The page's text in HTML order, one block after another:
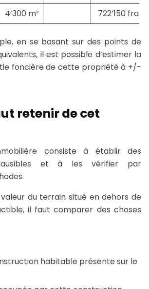
4’300 m² 722’150
en se basant sur des points de
il est possible d’estimer la
foncière de cette propriété à +/-
retenir de cet
consiste à établir des
et à les vérifier par
du terrain situé en dehors de
il faut comparer des choses
habitable présente sur le